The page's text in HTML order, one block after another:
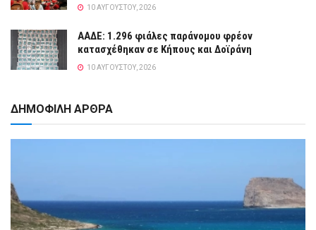
10 ΑΥΓΟΎΣΤΟΥ, 2026
ΑΑΔΕ: 1.296 φιάλες παράνομου φρέον
κατασχέθηκαν σε Κήπους και Δοϊράνη
10 ΑΥΓΟΎΣΤΟΥ, 2026
ΔΗΜΟΦΙΛΗ ΑΡΘΡΑ